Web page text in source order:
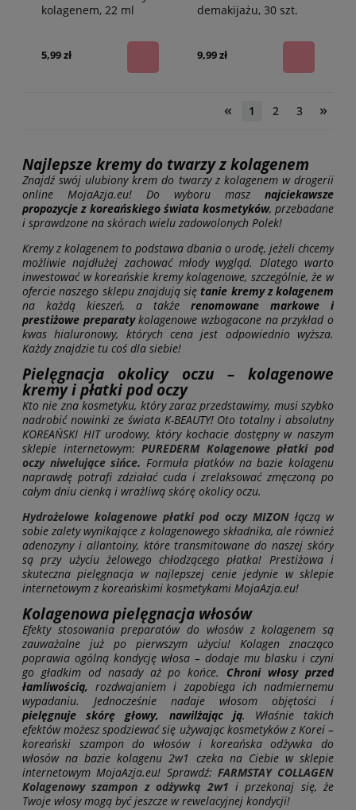
kolagenem, 22 ml
5,99 zł
demakijażu, 30 szt.
9,99 zł
« 1 2 3 »
Najlepsze kremy do twarzy z kolagenem
Znajdź swój ulubiony krem do twarzy z kolagenem w drogerii
online MojaAzja.eu! Do wyboru masz najciekawsze
propozycje z koreańskiego świata kosmetyków, przebadane
i sprawdzone na skórach wielu zadowolonych Polek!
Kremy z kolagenem to podstawa dbania o urodę, jeżeli chcemy
możliwie najdłużej zachować młody wygląd. Dlatego warto
inwestować w koreańskie kremy kolagenowe, szczególnie, że w
ofercie naszego sklepu znajdują się tanie kremy z kolagenem
na każdą kieszeń, a także renomowane markowe i
prestiżowe preparatykolagenowe wzbogacone na przykład o
kwas hialuronowy, których cena jest odpowiednio wyższa.
Każdy znajdzie tu coś dla siebie!
Pielęgnacja okolicy oczu – kolagenowe
kremy i płatki pod oczy
Kto nie zna kosmetyku, który zaraz przedstawimy, musi szybko
nadrobić nowinki ze świata K-BEAUTY! Oto totalny i absolutny
KOREAŃSKI HIT urodowy, który kochacie dostępny w naszym
sklepie internetowym: PUREDERM Kolagenowe płatki pod
oczy niwelujące sińce.Formuła płatków na bazie kolagenu
naprawdę potrafi zdziałać cuda i zrelaksować zmęczoną po
całym dniu cienką i wrażliwą skórę okolicy oczu.
Hydrożelowe kolagenowe płatki pod oczy MIZONłączą w
sobie zalety wynikające z kolagenowego składnika, ale również
adenozyny i allantoiny, które transmitowane do naszej skóry
są przy użyciu żelowego chłodzącego płatka! Prestiżowa i
skuteczna pielęgnacja w najlepszej cenie jedynie w sklepie
internetowym z koreańskimi kosmetykami MojaAzja.eu!
Kolagenowa pielęgnacja włosów
Efekty stosowania preparatów do włosów z kolagenem są
zauważalne już po pierwszym użyciu! Kolagen znacząco
poprawia ogólną kondycję włosa – dodaje mu blasku i czyni
go gładkim od nasady aż po końce. Chroni włosy przed
łamliwością,rozdwajaniem i zapobiega ich nadmiernemu
wypadaniu. Jednocześnie nadaje włosom objętości i
pielęgnuje skórę głowy, nawilżając ją. Właśnie takich
efektów możesz spodziewać się używając kosmetyków z Korei –
koreański szampon do włosów i koreańska odżywka do
włosów na bazie kolagenu 2w1 czeka na Ciebie w sklepie
internetowym MojaAzja.eu! Sprawdź: FARMSTAY COLLAGEN
Kolagenowy szampon z odżywką 2w1 i przekonaj się, że
Twoje włosy mogą być jeszcze w rewelacyjnej kondycji!